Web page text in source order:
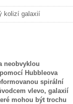
kolizí galaxií
neobvyklou
Hubbleova
spirální
vlevo, galaxií
mohou být trochu